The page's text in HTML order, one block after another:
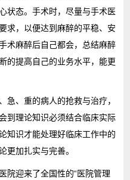
状态。手术时，尽量与手术医
求，以便达到麻醉的平稳、安
术麻醉后自己都会，总结麻醉
的提高自己的业务水平，能更
急、重的病人的抢救与治疗，
到理论知识必须结合临床实际
知识才能处理好临床工作中的
更加扎实与完善。
院迎来了全国性的“医院管理